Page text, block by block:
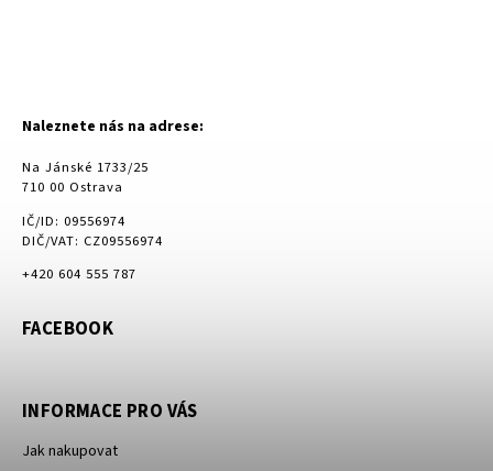
Naleznete nás na adrese:
Na Jánské 1733/25
710 00 Ostrava
IČ/ID: 09556974
DIČ/VAT: CZ09556974
+420 604 555 787
FACEBOOK
INFORMACE PRO VÁS
Jak nakupovat